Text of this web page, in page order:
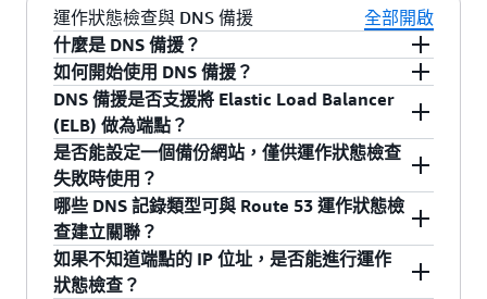
以連接另一個區域中的資源。目前，美國東部 (維
吉尼亞北部)、美國西部 (加利佛尼亞北部)、美國
西部 (奧勒岡)、亞太地區 (孟買)、亞太地區 (首
爾)、亞太地區 (新加坡)、亞太地區 (雪梨)、亞太
地區 (東京)、歐洲 (法蘭克福)、歐洲 (愛爾蘭) 和南
美洲 (聖保羅) 等區域支援 Route 53 私有 DNS。
的端點位於 Virtual Private Cloud (VPC) 內，則有
幾個選項可以對這些端點設定運作狀態檢查。如
果端點有公有 IP 地址，您可以對每個端點的公有
IP 地址建立標準運作狀態檢查。如果端點只有私
有 IP 地址，則不能對這些端點建立標準運作狀態
檢查。不過，您可以建立以指標為基礎的運作狀
態檢查，它的功能與標準 Amazon Route 53 運作
狀態檢查類似，差別在於它們使用現有的 Amazon
CloudWatch 指標做為端點運作狀態資訊的來源，
而不是從外部位置對端點提出請求。
是，要封鎖網域和特定的 DNS 名稱，在一或多個
私有 DNS 託管區域中建立這些名稱，然後將這些
名稱指派到您自己的伺服器 (或您管理的其他位
置)。
運作狀態檢查與 DNS 備援
全部開啟
什麼是 DNS 備援？
DNS 備援包含兩個部分，即運作狀態檢查和容錯
移轉。運作狀態檢查是透過網際網路傳送到您應
用程式的自動請求，目的是驗證您的應用程式是
否可連線、可用且功能正常。您可以設定與使用
者提交的一般請求相似的運作狀態檢查，例如從
特定 URL 請求網頁。使用 DNS 備援時，Route 53
僅傳回正常運作且可從外部存取之資源的回應，
因此您的最終使用者可以繞過出現故障或運作狀
如何開始使用 DNS 備援？
有關入門的詳細資訊，請瀏覽
Amazon Route 53
開發人員指南。您還可以從 Route 53 主控台內設
定 DNS 備援。
DNS 備援是否支援將 Elastic Load Balancer
(ELB) 做為端點？
是，您可以為 Elastic Load Balancers (ELB) 設定
DNS 備援。要啟用 ELB 端點的 DNS 備援，請建立
一個指向 ELB 的別名記錄，並將 "Evaluate Target
Health" 參數設為 True。Route 53 會自動建立和
管理 ELB 的運作狀態檢查。您無須建立自己的
是否能設定一個備份網站，僅供運作狀態檢查
失敗時使用？
是，您可以使用 DNS 備援來維護備份網站 (例
如，Amazon S3 網站儲存貯體上執行的靜態網
站)，並在您的主要網站無法存取時轉移到該網
哪些 DNS 記錄類型可與 Route 53 運作狀態檢
查建立關聯？
您可以關聯任何受 Route 53 支援的記錄類型，除
如果不知道端點的 IP 位址，是否能進行運作
狀態檢查？